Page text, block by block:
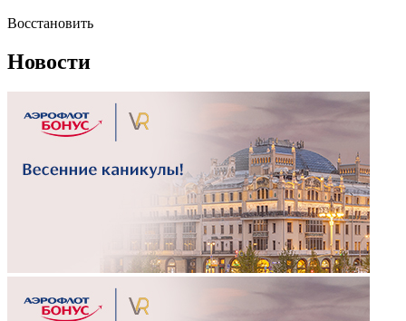
Восстановить
Новости